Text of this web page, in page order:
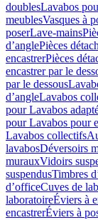
doublesLavabos
meublesVasques à
poserLave-mains
d’anglePièces
encastrerPièces
encastrer par le
par le dessous
d’angleLavabos
pour Lavabos
pour Lavabos pour
Lavabos collectifs
lavabosDéversoirs
murauxVidoirs
suspendusTimbres
dʼofficeCuves de
laboratoireÉviers à
encastrerÉviers à